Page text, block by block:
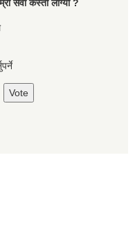
सेवा कस्तो लाग्यो ?